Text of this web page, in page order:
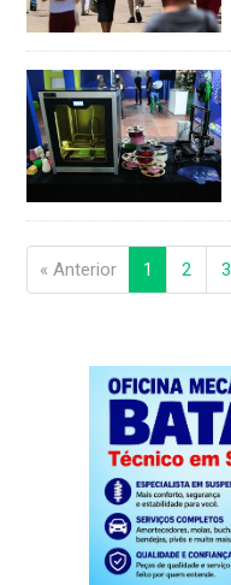
« Anterior 1 2 3